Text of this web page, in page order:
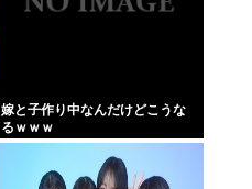
嫁と子作り中なんだけどこうな
るｗｗｗ